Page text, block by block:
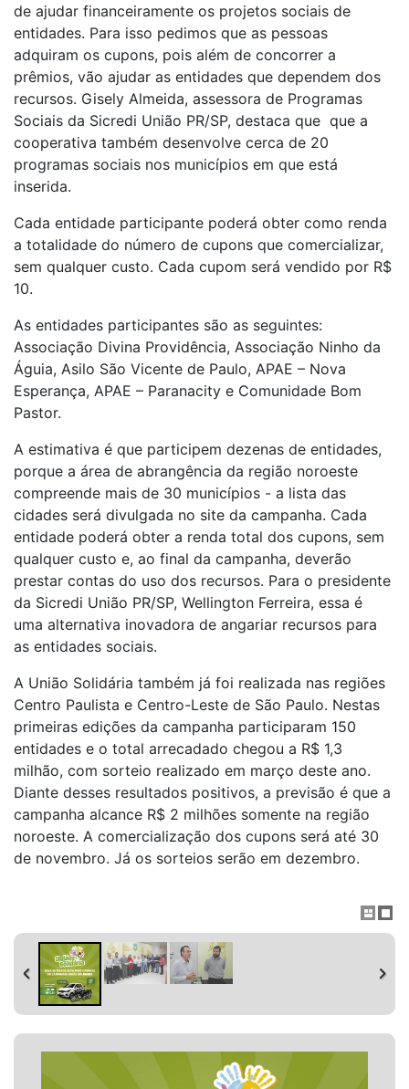
de ajudar financeiramente os projetos sociais de
entidades. Para isso pedimos que as pessoas
adquiram os cupons, pois além de concorrer a
prêmios, vão ajudar as entidades que dependem dos
recursos. Gisely Almeida, assessora de Programas
Sociais da Sicredi União PR/SP, destaca que que a
cooperativa também desenvolve cerca de 20
programas sociais nos municípios em que está
inserida.
Cada entidade participante poderá obter como renda
a totalidade do número de cupons que comercializar,
sem qualquer custo. Cada cupom será vendido por R$
10.
As entidades participantes são as seguintes:
Associação Divina Providência, Associação Ninho da
Águia, Asilo São Vicente de Paulo, APAE – Nova
Esperança, APAE – Paranacity e Comunidade Bom
Pastor.
A estimativa é que participem dezenas de entidades,
porque a área de abrangência da região noroeste
compreende mais de 30 municípios - a lista das
cidades será divulgada no site da campanha. Cada
entidade poderá obter a renda total dos cupons, sem
qualquer custo e, ao final da campanha, deverão
prestar contas do uso dos recursos. Para o presidente
da Sicredi União PR/SP, Wellington Ferreira, essa é
uma alternativa inovadora de angariar recursos para
as entidades sociais.
A União Solidária também já foi realizada nas regiões
Centro Paulista e Centro-Leste de São Paulo. Nestas
primeiras edições da campanha participaram 150
entidades e o total arrecadado chegou a R$ 1,3
milhão, com sorteio realizado em março deste ano.
Diante desses resultados positivos, a previsão é que a
campanha alcance R$ 2 milhões somente na região
noroeste. A comercialização dos cupons será até 30
de novembro. Já os sorteios serão em dezembro.